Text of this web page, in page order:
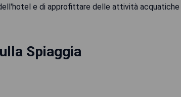
e di approfittare delle attività acquatiche
Spiaggia